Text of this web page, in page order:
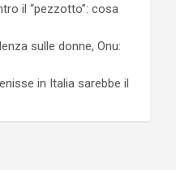
il “pezzotto”: cosa
sulle donne, Onu:
in Italia sarebbe il